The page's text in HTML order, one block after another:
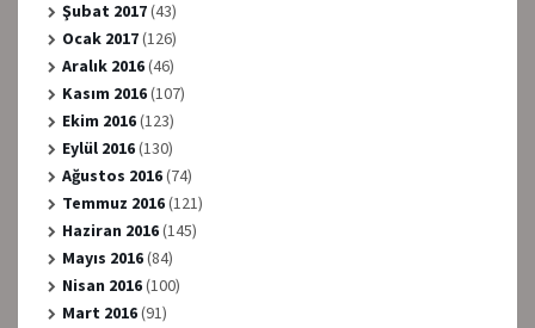
Şubat 2017(43)
Ocak 2017(126)
Aralık 2016(46)
Kasım 2016(107)
Ekim 2016(123)
Eylül 2016(130)
Ağustos 2016(74)
Temmuz 2016(121)
Haziran 2016(145)
Mayıs 2016(84)
Nisan 2016(100)
Mart 2016(91)